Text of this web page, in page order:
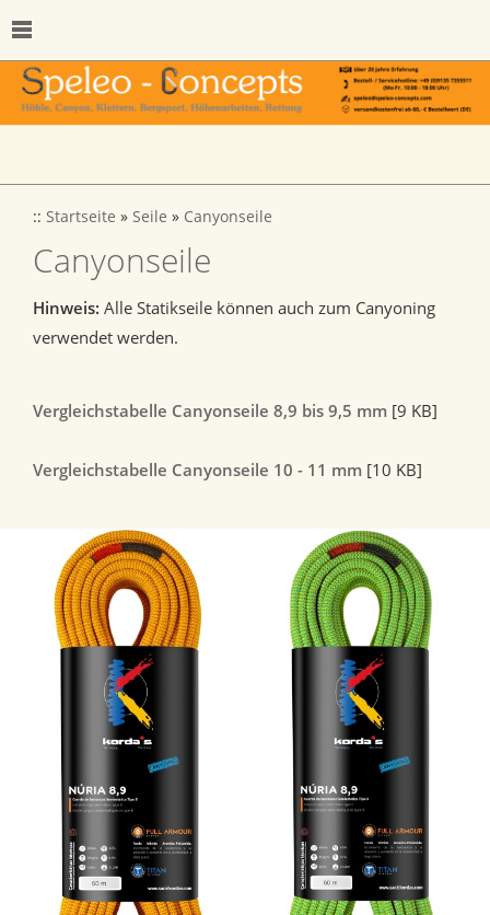
:: Startseite » Seile » Canyonseile
Canyonseile
Hinweis: Alle Statikseile können auch zum Canyoning
verwendet werden.
Vergleichstabelle Canyonseile 8,9 bis 9,5 mm [9 KB]
Vergleichstabelle Canyonseile 10 - 11 mm [10 KB]